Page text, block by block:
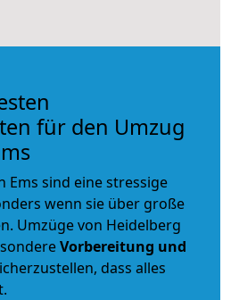
für den Umzug
Ems sind eine stressige
wenn sie über große
Umzüge von Heidelberg
Vorbereitung und
dass alles